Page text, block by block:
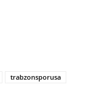
trabzonsporusa